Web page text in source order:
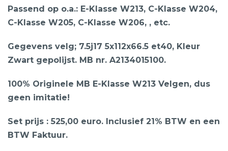
Passend op o.a.: E-Klasse W213, C-Klasse W204,
C-Klasse W205, C-Klasse W206, , etc.
Gegevens velg; 7.5j17 5x112x66.5 et40, Kleur
Zwart gepolijst. MB nr. A2134015100.
100% Originele MB E-Klasse W213 Velgen, dus
geen imitatie!
Set prijs : 525,00 euro. Inclusief 21% BTW en een
BTW Faktuur.